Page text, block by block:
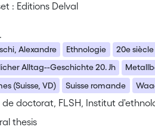
: Editions Delval
Alexandre Ethnologie 20e siècle
Alltag--Geschichte 20. Jh
(Suisse, VD)
Suisse romande
de doctorat, FLSH, Institut
thesis